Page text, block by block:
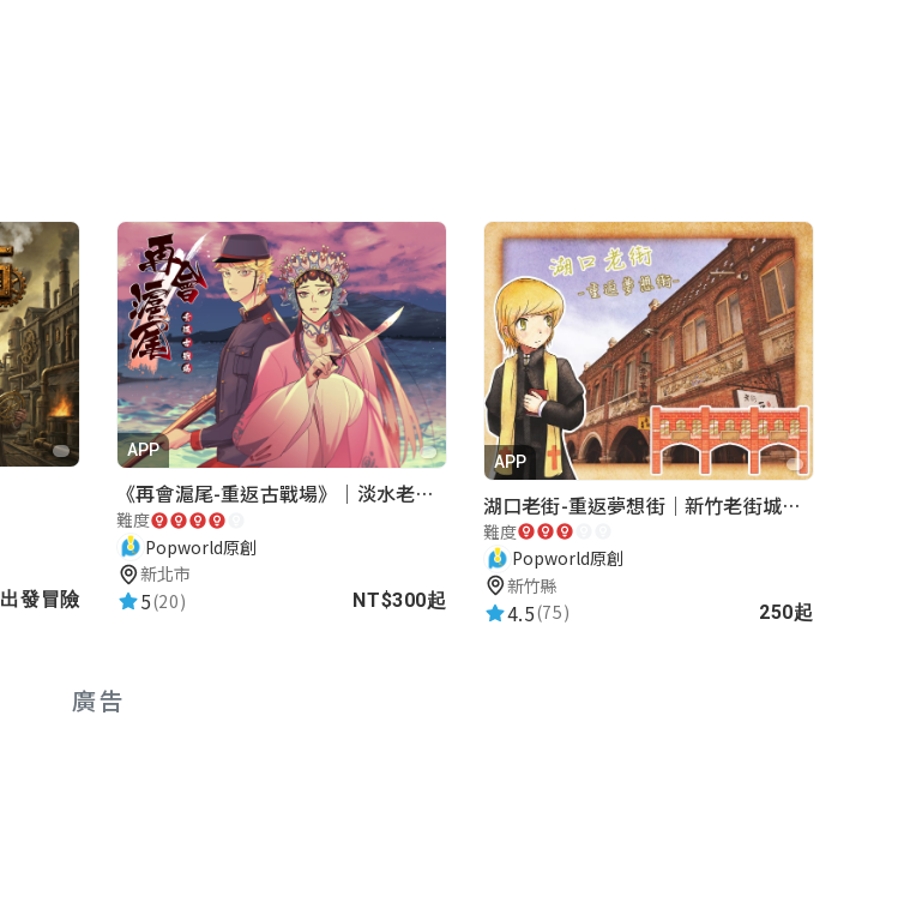
出發冒險
APP
《再會滬尾-重返古戰場》｜淡水老街實境遊戲｜實體遊戲盒
難度
Popworld原創
新北市
5(20) NT$300起
APP
湖口老街-重返夢想街｜新竹老街城市解謎
難度
Popworld原創
新竹縣
4.5(75) 250起
廣告